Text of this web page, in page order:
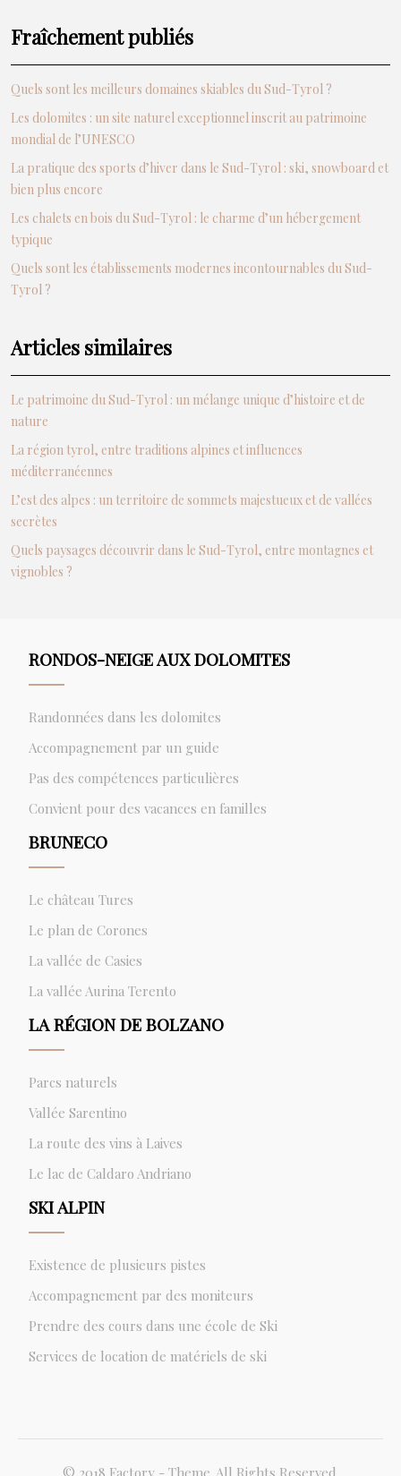
Fraîchement publiés
Quels sont les meilleurs domaines skiables du Sud-Tyrol ?
Les dolomites : un site naturel exceptionnel inscrit au patrimoine
mondial de l’UNESCO
La pratique des sports d’hiver dans le Sud-Tyrol : ski, snowboard et
bien plus encore
Les chalets en bois du Sud-Tyrol : le charme d’un hébergement
typique
Quels sont les établissements modernes incontournables du Sud-
Tyrol ?
Articles similaires
Le patrimoine du Sud-Tyrol : un mélange unique d’histoire et de
nature
La région tyrol, entre traditions alpines et influences
méditerranéennes
L’est des alpes : un territoire de sommets majestueux et de vallées
secrètes
Quels paysages découvrir dans le Sud-Tyrol, entre montagnes et
vignobles ?
RONDOS-NEIGE AUX DOLOMITES
Randonnées dans les dolomites
Accompagnement par un guide
Pas des compétences particulières
Convient pour des vacances en familles
BRUNECO
Le château Tures
Le plan de Corones
La vallée de Casies
La vallée Aurina Terento
LA RÉGION DE BOLZANO
Parcs naturels
Vallée Sarentino
La route des vins à Laives
Le lac de Caldaro Andriano
SKI ALPIN
Existence de plusieurs pistes
Accompagnement par des moniteurs
Prendre des cours dans une école de Ski
Services de location de matériels de ski
© 2018 Factory - Theme. All Rights Reserved.